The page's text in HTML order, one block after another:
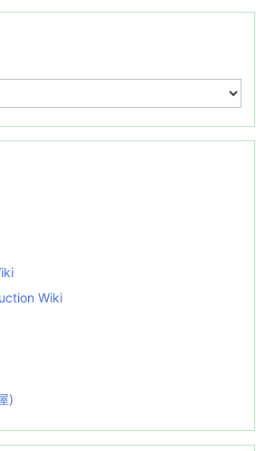
Wiki
)